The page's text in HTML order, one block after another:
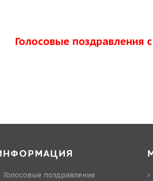
Голосовые поздравления
Голосовые поздравления